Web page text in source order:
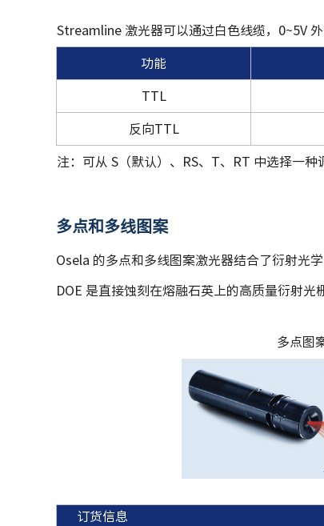
Streamline 激光器可以通过白色线缆，0~5V
功能
TTL
反向TTL
注：可从 S（默认）、RS、T、RT 中选择一种
多点和多线图案
Osela 的多点和多线图案激光器结合了衍射光
DOE 是直接蚀刻在熔融石英上的高质量衍射
多点图
订货信息